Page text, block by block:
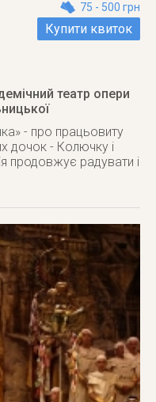
75 - 500 грн
Купити квиток
театр опери
- про працьовиту
дочок - Колючку і
продовжує радувати і